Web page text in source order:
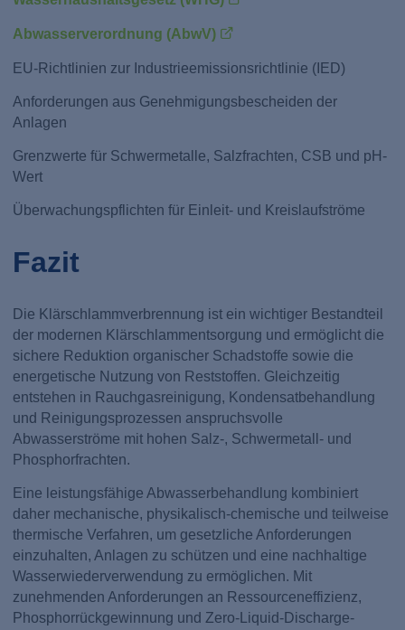
Abwasserverordnung (AbwV)
EU-Richtlinien zur Industrieemissionsrichtlinie (IED)
Anforderungen aus Genehmigungsbescheiden der
Anlagen
Grenzwerte für Schwermetalle, Salzfrachten, CSB und pH-
Wert
Überwachungspflichten für Einleit- und Kreislaufströme
Fazit
Die Klärschlammverbrennung ist ein wichtiger Bestandteil
der modernen Klärschlammentsorgung und ermöglicht die
sichere Reduktion organischer Schadstoffe sowie die
energetische Nutzung von Reststoffen. Gleichzeitig
entstehen in Rauchgasreinigung, Kondensatbehandlung
und Reinigungsprozessen anspruchsvolle
Abwasserströme mit hohen Salz-, Schwermetall- und
Phosphorfrachten.
Eine leistungsfähige Abwasserbehandlung kombiniert
daher mechanische, physikalisch-chemische und teilweise
thermische Verfahren, um gesetzliche Anforderungen
einzuhalten, Anlagen zu schützen und eine nachhaltige
Wasserwiederverwendung zu ermöglichen. Mit
zunehmenden Anforderungen an Ressourceneffizienz,
Phosphorrückgewinnung und Zero-Liquid-Discharge-